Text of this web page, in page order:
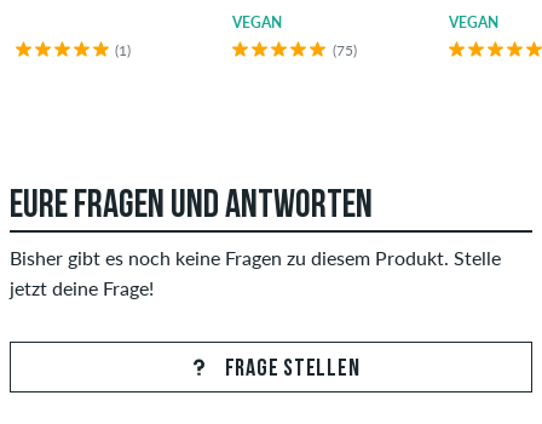
(1)
VEGAN
(75)
VEGAN
EURE FRAGEN UND ANTWORTEN
Bisher gibt es noch keine Fragen zu diesem Produkt. Stelle
jetzt deine Frage!
FRAGE STELLEN